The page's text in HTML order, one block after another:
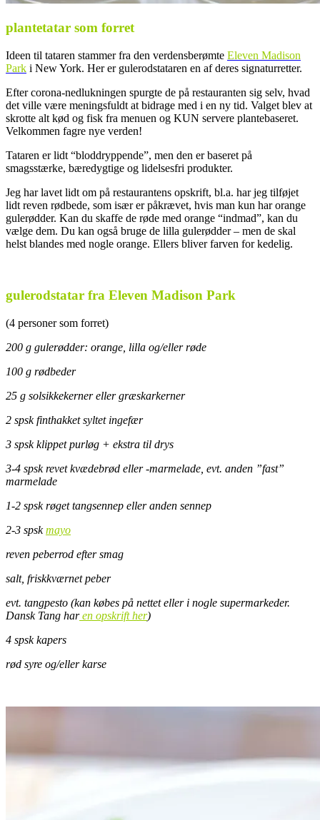
plantetatar som forret
Ideen til tataren stammer fra den verdensberømte Eleven Madison
Park i New York. Her er gulerodstataren en af deres signaturretter.
Efter corona-nedlukningen spurgte de på restauranten sig selv, hvad
det ville være meningsfuldt at bidrage med i en ny tid. Valget blev at
skrotte alt kød og fisk fra menuen og KUN servere plantebaseret.
Velkommen fagre nye verden!
Tataren er lidt “bloddryppende”, men den er baseret på
smagsstærke, bæredygtige og lidelsesfri produkter.
Jeg har lavet lidt om på restaurantens opskrift, bl.a. har jeg tilføjet
lidt reven rødbede, som især er påkrævet, hvis man kun har orange
gulerødder. Kan du skaffe de røde med orange “indmad”, kan du
vælge dem. Du kan også bruge de lilla gulerødder – men de skal
helst blandes med nogle orange. Ellers bliver farven for kedelig.
gulerodstatar fra Eleven Madison Park
(4 personer som forret)
200 g gulerødder: orange, lilla og/eller røde
100 g rødbeder
25 g solsikkekerner eller græskarkerner
2 spsk finthakket syltet ingefær
3 spsk klippet purløg + ekstra til drys
3-4 spsk revet kvædebrød eller -marmelade, evt. anden ”fast”
marmelade
1-2 spsk røget tangsennep eller anden sennep
2-3 spskmayo
reven peberrod efter smag
salt, friskkværnet peber
evt. tangpesto (kan købes på nettet eller i nogle supermarkeder.
Dansk Tang haren opskrift her)
4 spsk kapers
rød syre og/eller karse